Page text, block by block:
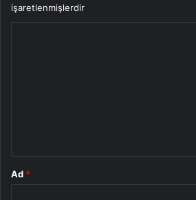
işaretlenmişlerdir
Ad *